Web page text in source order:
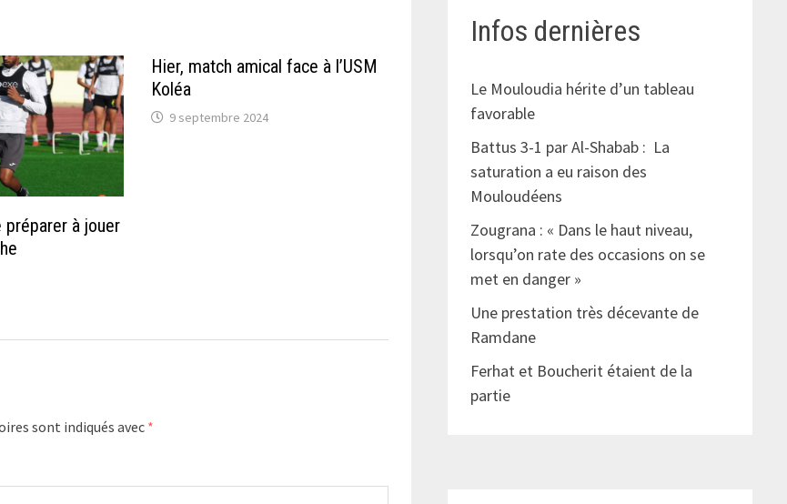
préparer à jouer
Hier, match amical face à l’USM
Koléa
9 septembre 2024
sont indiqués avec *
Infos dernières
Le Mouloudia hérite d’un tableau
favorable
Battus 3-1 par Al-Shabab : La
saturation a eu raison des
Mouloudéens
Zougrana : « Dans le haut niveau,
lorsqu’on rate des occasions on se
met en danger »
Une prestation très décevante de
Ramdane
Ferhat et Boucherit étaient de la
partie